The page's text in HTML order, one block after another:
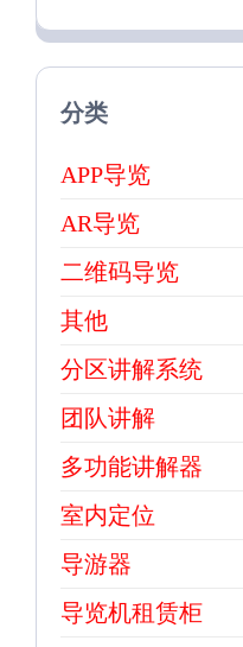
分类
APP导览
AR导览
二维码导览
其他
分区讲解系统
团队讲解
多功能讲解器
室内定位
导游器
导览机租赁柜